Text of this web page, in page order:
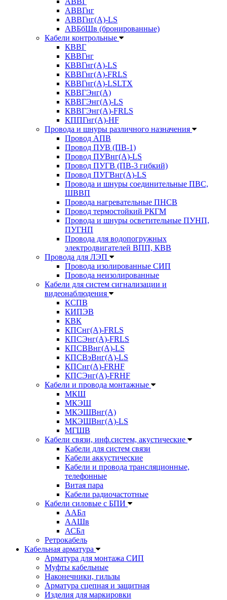
АВВГнг
АВВГнг(А)-LS
АВБбШв (бронированные)
Кабели контрольные
КВВГ
КВВГнг
КВВГнг(А)-LS
КВВГнг(А)-FRLS
КВВГнг(А)-LSLTX
КВВГЭнг(А)
КВВГЭнг(А)-LS
КВВГЭнг(А)-FRLS
КППГнг(А)-HF
Провода и шнуры различного назначения
Провод АПВ
Провод ПУВ (ПВ-1)
Провод ПУВнг(А)-LS
Провод ПУГВ (ПВ-3 гибкий)
Провод ПУГВнг(А)-LS
Провода и шнуры соединительные ПВС,
ШВВП
Провода нагревательные ПНСВ
Провод термостойкий РКГМ
Провода и шнуры осветительные ПУНП,
ПУГНП
Провода для водопогружных
электродвигателей ВПП, КВВ
Провода для ЛЭП
Провода изолированные СИП
Провода неизолированные
Кабели для систем сигнализации и
видеонаблюдения
КСПВ
КИПЭВ
КВК
КПСнг(А)-FRLS
КПСЭнг(А)-FRLS
КПСВВнг(А)-LS
КПСВэВнг(А)-LS
КПСнг(А)-FRHF
КПСЭнг(А)-FRHF
Кабели и провода монтажные
МКШ
МКЭШ
МКЭШВнг(А)
МКЭШВнг(А)-LS
МГШВ
Кабели связи, инф.систем, акустические
Кабели для систем связи
Кабели аккустические
Кабели и провода трансляционные,
телефонные
Витая пара
Кабели радиочастотные
Кабели силовые с БПИ
ААБл
ААШв
АСБл
Ретрокабель
Кабельная арматура
Арматура для монтажа СИП
Муфты кабельные
Наконечники, гильзы
Арматура сцепная и защитная
Изделия для маркировки